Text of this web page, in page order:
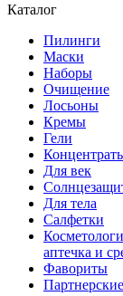
Каталог
Пилинги
Маски
Наборы
Очищение
Лосьоны
Кремы
Гели
Для век
Для тела
Салфетки
аптечка и
Фавориты
Партнерские